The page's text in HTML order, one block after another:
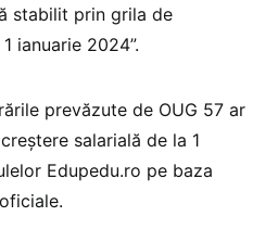
stabilit prin grila de
ianuarie 2024”.
prevăzute de OUG 57 ar
salarială de la 1
Edupedu.ro pe baza